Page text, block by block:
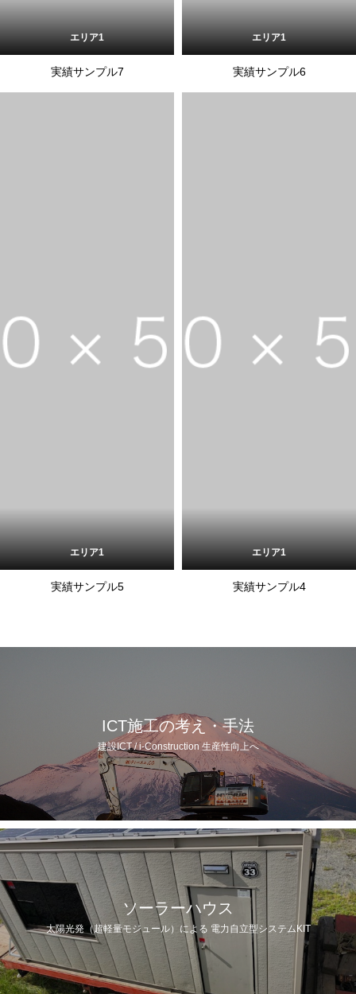
エリア1
実績サンプル7
エリア1
実績サンプル6
エリア1
実績サンプル5
エリア1
実績サンプル4
ICT施工の考え・手法
建設ICT / i-Construction 生産性向上へ
ソーラーハウス
太陽光発（超軽量モジュール）による 電力自立型システムKIT